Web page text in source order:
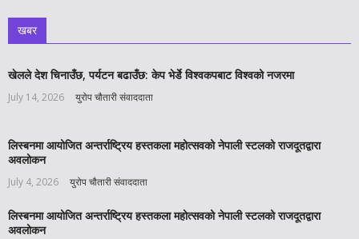
खबर
खेलले देश चिनाउँछ, पर्यटन बढाउँछ: केप भेर्डे विश्वकपबाट विश्वको नजरमा
July 14, 2026 युरोप चौतारी संवाददाता
लिस्बनमा आयोजित अन्तर्राष्ट्रिय हस्तकला महोत्सवको नेपाली स्टलको राजदूतद्वारा
अवलोकन
July 4, 2026 युरोप चौतारी संवाददाता
लिस्बनमा आयोजित अन्तर्राष्ट्रिय हस्तकला महोत्सवको नेपाली स्टलको राजदूतद्वारा
अवलोकन